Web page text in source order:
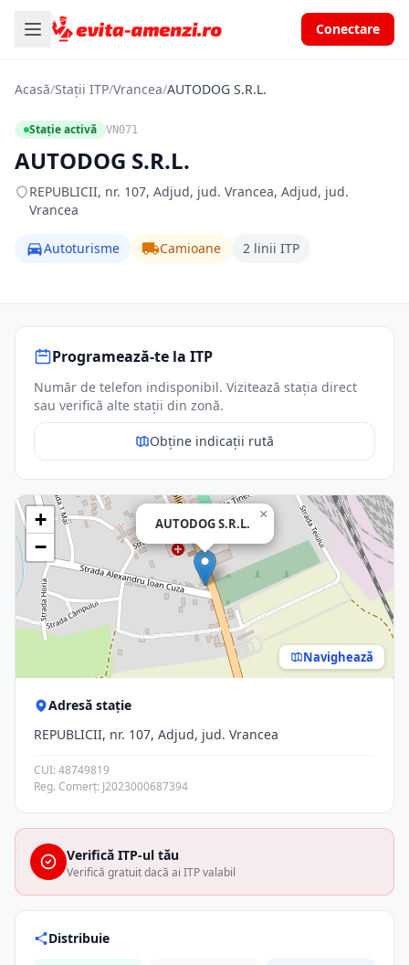
Conectare
Acasă/Stații ITP/Vrancea/AUTODOG S.R.L.
Stație activă VN071
AUTODOG S.R.L.
REPUBLICII, nr. 107, Adjud, jud. Vrancea, Adjud, jud.
Vrancea
Autoturisme Camioane 2 linii ITP
Programează-te la ITP
Număr de telefon indisponibil. Vizitează stația direct
sau verifică alte stații din zonă.
Obține indicații rută
AUTODOG S.R.L.
×
+
−
Navighează
Adresă stație
REPUBLICII, nr. 107, Adjud, jud. Vrancea
CUI: 48749819
Reg. Comerț: J2023000687394
Verifică ITP-ul tău
Verifică gratuit dacă ai ITP valabil
Distribuie